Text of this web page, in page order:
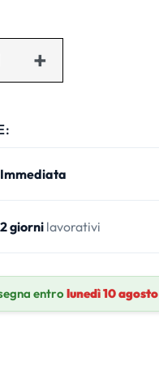
Immediata
2 giornilavorativi
entrolunedì 10 agosto